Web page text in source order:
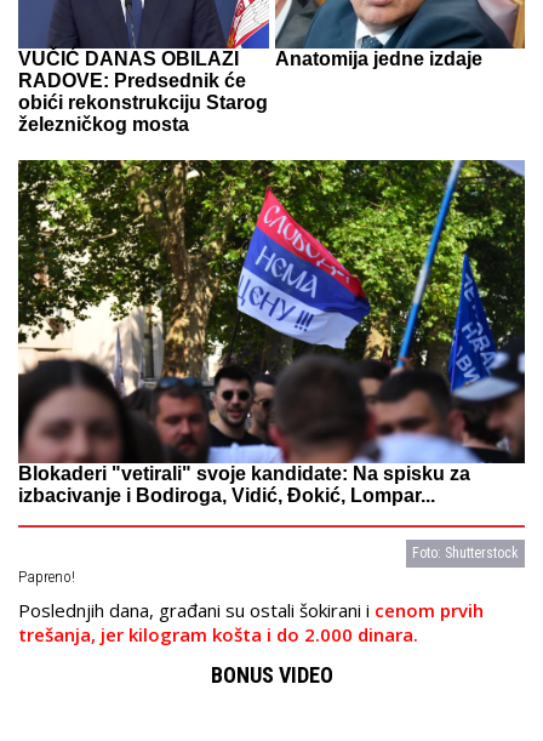
Foto: Shutterstock
VUČIĆ DANAS OBILAZI
RADOVE: Predsednik će
obići rekonstrukciju Starog
železničkog mosta
Anatomija jedne izdaje
Blokaderi "vetirali" svoje kandidate: Na spisku za
izbacivanje i Bodiroga, Vidić, Đokić, Lompar...
Papreno!
Poslednjih dana, građani su ostali šokirani i cenom prvih
trešanja, jer kilogram košta i do 2.000 dinara.
BONUS VIDEO